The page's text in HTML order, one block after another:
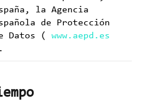
la Agencia
de Protección
Datos ( www.aepd.es